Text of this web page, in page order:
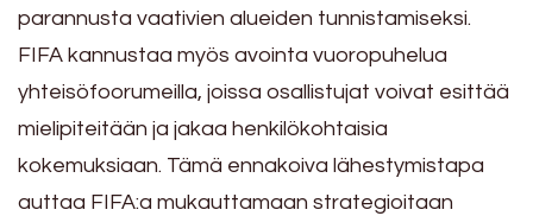
parannusta vaativien alueiden tunnistamiseksi.
FIFA kannustaa myös avointa vuoropuhelua
yhteisöfoorumeilla, joissa osallistujat voivat esittää
mielipiteitään ja jakaa henkilökohtaisia
kokemuksiaan. Tämä ennakoiva lähestymistapa
auttaa FIFA:a mukauttamaan strategioitaan